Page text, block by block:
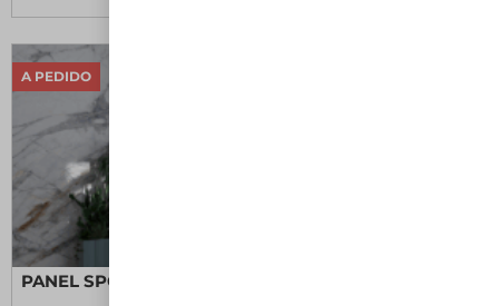
A PEDIDO
PANEL SPC CONTINUO ALBETA BRILLANTE